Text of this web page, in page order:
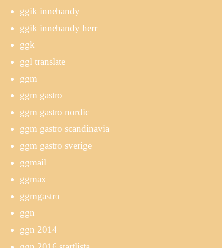
ggik innebandy
ggik innebandy herr
ggk
ggl translate
ggm
ggm gastro
ggm gastro nordic
ggm gastro scandinavia
ggm gastro sverige
ggmail
ggmax
ggmgastro
ggn
ggn 2014